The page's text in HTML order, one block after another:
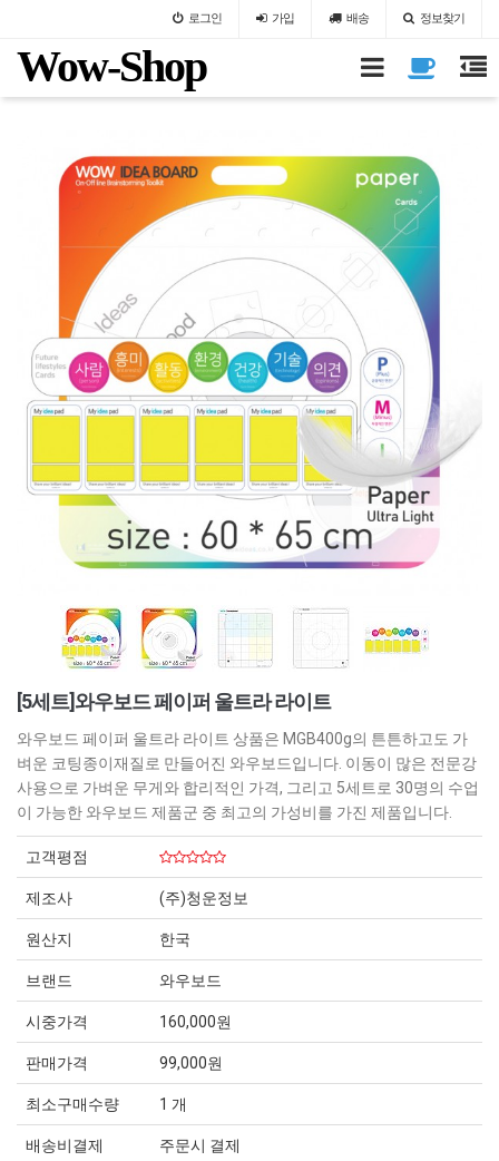
로그인 가입 배송 정보찾기
Wow-Shop
[5세트]와우보드 페이퍼 울트라 라이트
와우보드 페이퍼 울트라 라이트 상품은 MGB400g의 튼튼하고도 가
벼운 코팅종이재질로 만들어진 와우보드입니다. 이동이 많은 전문강
사용으로 가벼운 무게와 합리적인 가격, 그리고 5세트로 30명의 수업
이 가능한 와우보드 제품군 중 최고의 가성비를 가진 제품입니다.
고객평점
제조사 (주)청운정보
원산지 한국
브랜드 와우보드
시중가격 160,000원
판매가격 99,000원
최소구매수량 1 개
배송비결제 주문시 결제